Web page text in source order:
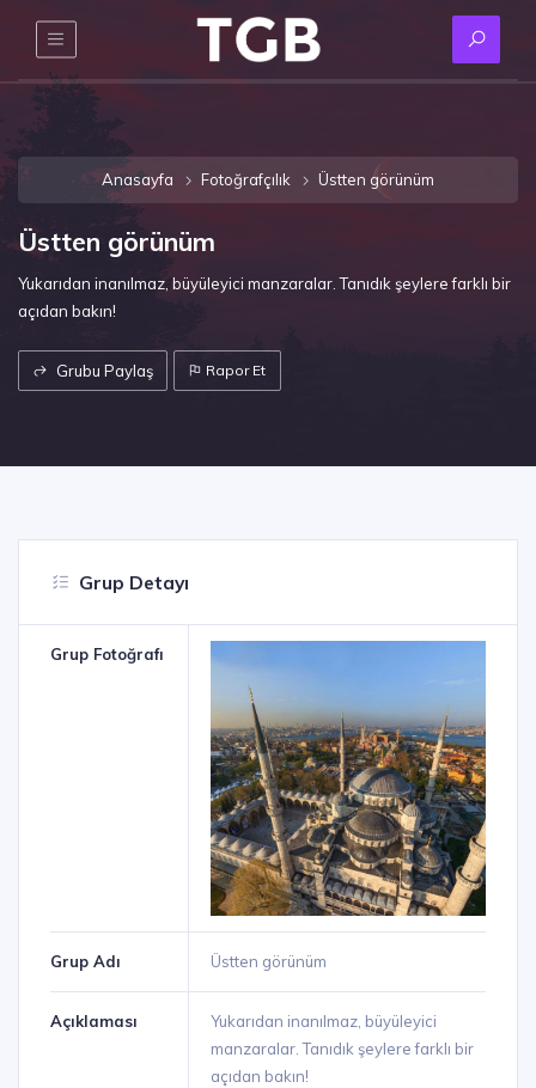
Anasayfa Fotoğrafçılık Üstten görünüm
Üstten görünüm
Yukarıdan inanılmaz, büyüleyici manzaralar. Tanıdık şeylere farklı bir
açıdan bakın!
Grubu Paylaş Rapor Et
Grup Detayı
Grup Fotoğrafı
Grup Adı Üstten görünüm
Açıklaması
Yukarıdan inanılmaz, büyüleyici
manzaralar. Tanıdık şeylere farklı bir
açıdan bakın!